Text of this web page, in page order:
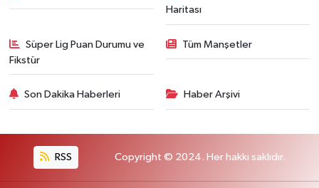
Haritası
Süper Lig Puan Durumu ve
Fikstür
Tüm Manşetler
Son Dakika Haberleri Haber Arşivi
RSS Copyright © 2024. Her hakkı saklıdır.